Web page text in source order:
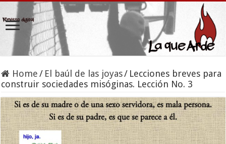
Home / El baúl de las joyas/ Lecciones breves para
construir sociedades misóginas. Lección No. 3